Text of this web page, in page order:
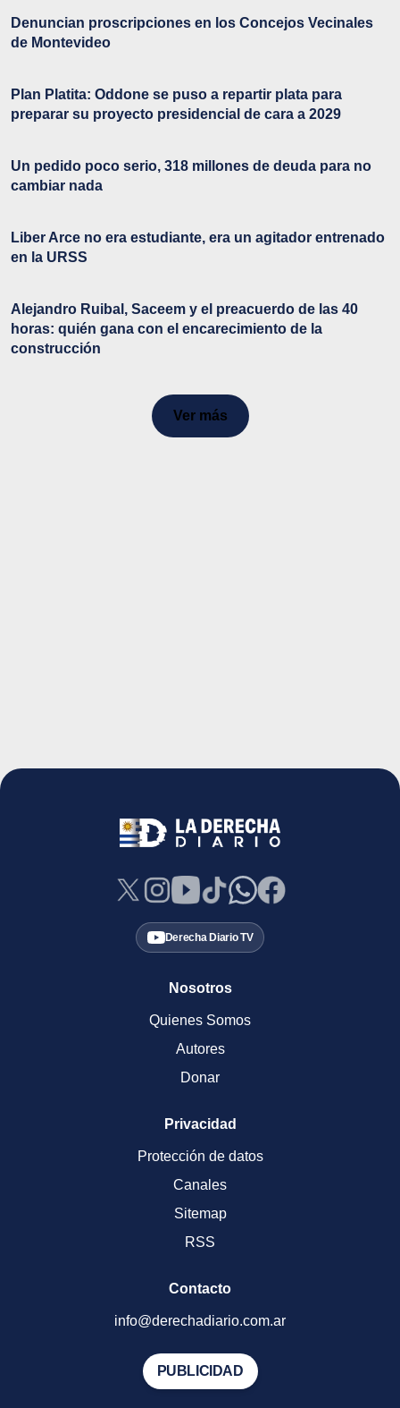
Denuncian proscripciones en los Concejos Vecinales
de Montevideo
Plan Platita: Oddone se puso a repartir plata para
preparar su proyecto presidencial de cara a 2029
Un pedido poco serio, 318 millones de deuda para no
cambiar nada
Liber Arce no era estudiante, era un agitador entrenado
en la URSS
Alejandro Ruibal, Saceem y el preacuerdo de las 40
horas: quién gana con el encarecimiento de la
construcción
Ver más
Derecha Diario TV
Nosotros
Quienes Somos
Autores
Donar
Privacidad
Protección de datos
Canales
Sitemap
RSS
Contacto
info@derechadiario.com.ar
PUBLICIDAD